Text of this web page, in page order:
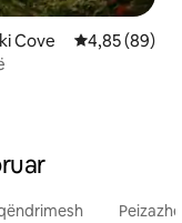
Cove Vlerësimi
4,85 (89)